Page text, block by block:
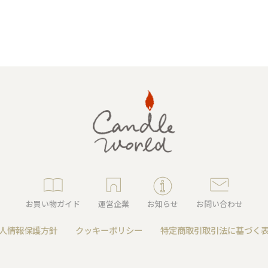
ピラーキャンドル
お買い物ガイド 運営企業 お知らせ お問い合わせ
情報保護方針 クッキーポリシー 特定商取引取引法に基づく